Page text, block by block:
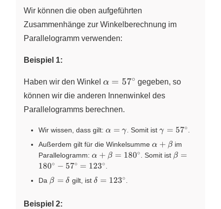
Wir können die oben aufgeführten
Zusammenhänge zur Winkelberechnung im
Parallelogramm verwenden:
Beispiel 1:
Haben wir den Winkel \alpha
=
α = 57∘ gegeben, so
können wir die anderen Innenwinkel des
Parallelogramms berechnen.
Wir wissen, dass gilt: \alpha
=
\gamma
α = γ. Somit ist\gamma
=
57^\circ
γ = 57∘.
Außerdem gilt für die Winkelsumme \alpha
+
α + β im
Parallelogramm: \alpha +
\beta =
180^\circ
α + β = 180∘. Somit ist \beta =
β =
180∘ − 57∘ = 123∘.
Da \beta
\delta
β = δ gilt, ist \delta =
δ = 123∘.
Beispiel 2: